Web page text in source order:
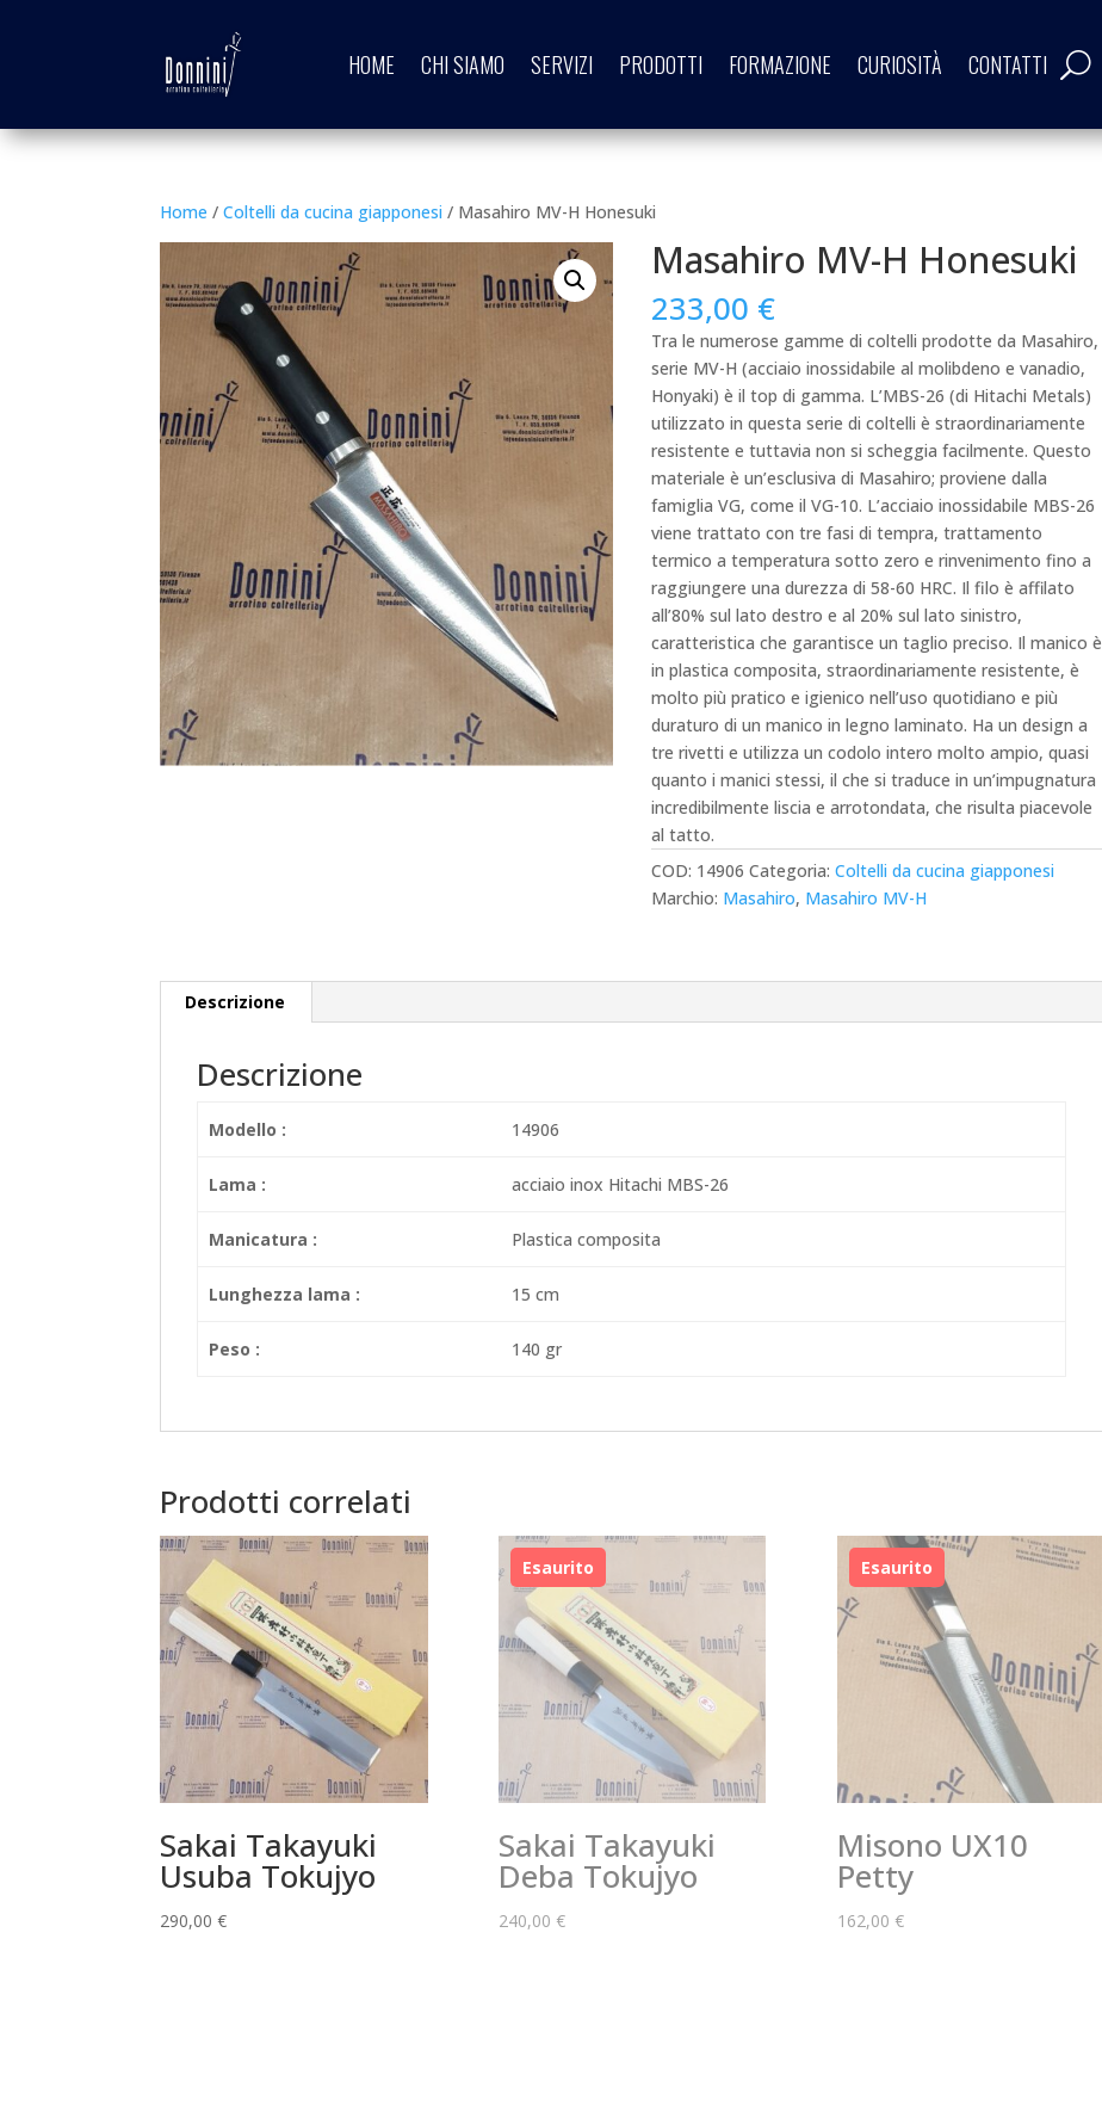
HOME CHI SIAMO SERVIZI PRODOTTI FORMAZIONE CURIOSITÀ CONTATTI
Home /Coltelli da cucina giapponesi / Masahiro MV-H Honesuki
Masahiro MV-H Honesuki
233,00 €
Tra le numerose gamme di coltelli prodotte da Masahiro,
serie MV-H (acciaio inossidabile al molibdeno e vanadio,
Honyaki) è il top di gamma. L’MBS-26 (di Hitachi Metals)
utilizzato in questa serie di coltelli è straordinariamente
resistente e tuttavia non si scheggia facilmente. Questo
materiale è un’esclusiva di Masahiro; proviene dalla
famiglia VG, come il VG-10. L’acciaio inossidabile MBS-26
viene trattato con tre fasi di tempra, trattamento
termico a temperatura sotto zero e rinvenimento fino a
raggiungere una durezza di 58-60 HRC. Il filo è affilato
all’80% sul lato destro e al 20% sul lato sinistro,
caratteristica che garantisce un taglio preciso. Il manico è
in plastica composita, straordinariamente resistente, è
molto più pratico e igienico nell’uso quotidiano e più
duraturo di un manico in legno laminato. Ha un design a
tre rivetti e utilizza un codolo intero molto ampio, quasi
quanto i manici stessi, il che si traduce in un’impugnatura
incredibilmente liscia e arrotondata, che risulta piacevole
al tatto.
COD: 14906 Categoria:Coltelli da cucina giapponesi
Marchio: Masahiro, Masahiro MV-H
Descrizione
Descrizione
Modello : 14906
Lama : acciaio inox Hitachi MBS-26
Manicatura : Plastica composita
Lunghezza lama : 15 cm
Peso : 140 gr
Prodotti correlati
Sakai Takayuki
Usuba Tokujyo
290,00€
Sakai Takayuki
Deba Tokujyo
240,00 €
Misono UX10
Petty
162,00 €